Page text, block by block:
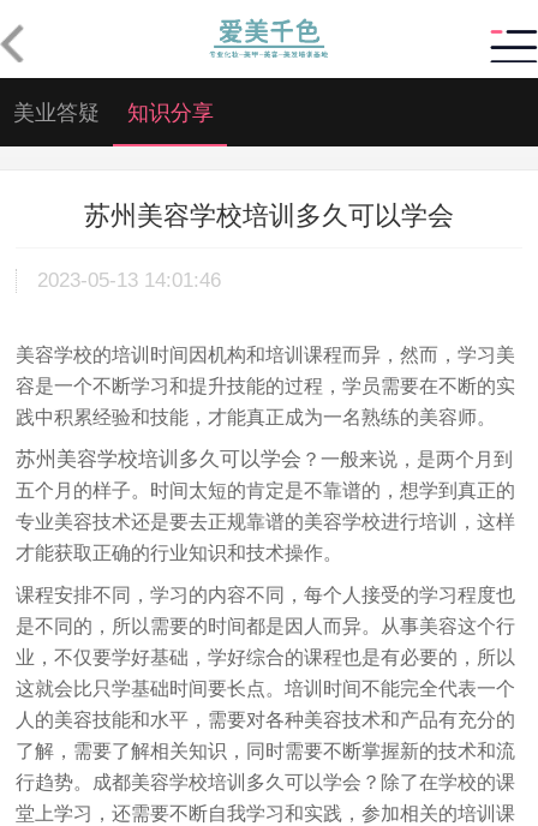
美业答疑 知识分享
苏州美容学校培训多久可以学会
2023-05-13 14:01:46
美容学校的培训时间因机构和培训课程而异，然而，学习美
容是一个不断学习和提升技能的过程，学员需要在不断的实
践中积累经验和技能，才能真正成为一名熟练的美容师。
苏州美容学校培训多久可以学会 ？一般来说，是两个月到
五个月的样子。时间太短的肯定是不靠谱的，想学到真正的
专业美容技术还是要去正规靠谱的美容学校进行培训，这样
才能获取正确的行业知识和技术操作。
课程安排不同，学习的内容不同，每个人接受的学习程度也
是不同的，所以需要的时间都是因人而异。从事美容这个行
业，不仅要学好基础，学好综合的课程也是有必要的，所以
这就会比只学基础时间要长点。培训时间不能完全代表一个
人的美容技能和水平，需要对各种美容技术和产品有充分的
了解，需要了解相关知识，同时需要不断掌握新的技术和流
行趋势。成都美容学校培训多久可以学会？除了在学校的课
堂上学习，还需要不断自我学习和实践，参加相关的培训课